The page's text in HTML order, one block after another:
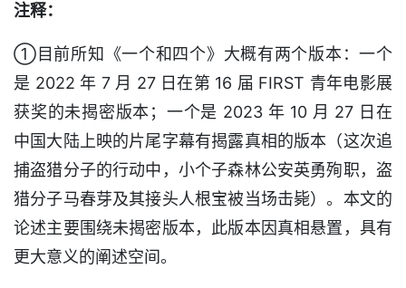
注释：
①目前所知《一个和四个》大概有两个版本：一个
是 2022 年 7 月 27 日在第 16 届 FIRST 青年电影展
获奖的未揭密版本；一个是 2023 年 10 月 27 日在
中国大陆上映的片尾字幕有揭露真相的版本（这次追
捕盗猎分子的行动中，小个子森林公安英勇殉职，盗
猎分子马春芽及其接头人根宝被当场击毙）。本文的
论述主要围绕未揭密版本，此版本因真相悬置，具有
更大意义的阐述空间。